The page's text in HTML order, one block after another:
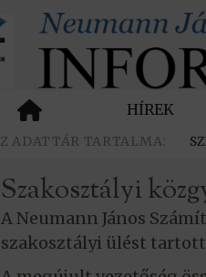
HÍREK
Szakosztályi
A Neumann János
szakosztályi ülést tartott